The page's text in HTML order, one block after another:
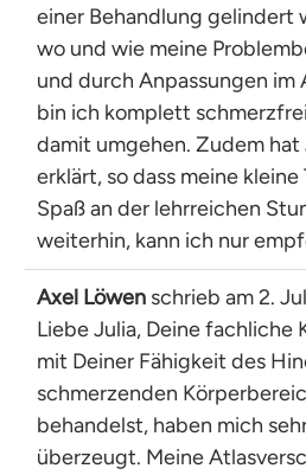
einer Behandlung gelindert
wo und wie meine
und durch Anpassungen im
bin ich komplett
damit umgehen. Zudem hat
erklärt, so dass meine
Spaß an der lehrreichen
weiterhin, kann ich nur
Axel Löwen schrieb am2.
Liebe Julia, Deine fachliche
mit Deiner Fähigkeit des
schmerzenden
behandelst, haben mich
überzeugt. Meine